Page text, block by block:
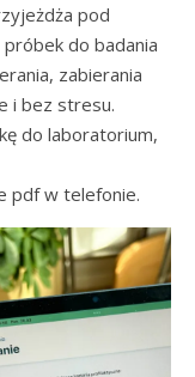
pod
do badania
zabierania
i bez stresu.
do laboratorium,
pdf w telefonie.